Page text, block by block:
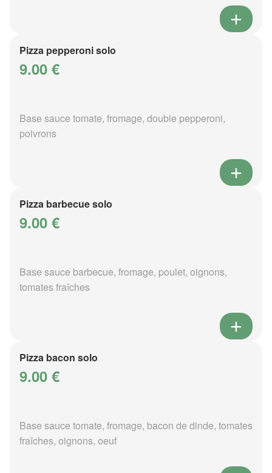
Pizza pepperoni solo
9.00 €
Base sauce tomate, fromage, double pepperoni,
poivrons
Pizza barbecue solo
9.00 €
Base sauce barbecue, fromage, poulet, oignons,
tomates fraîches
Pizza bacon solo
9.00 €
Base sauce tomate, fromage, bacon de dinde, tomates
fraîches, oignons, oeuf